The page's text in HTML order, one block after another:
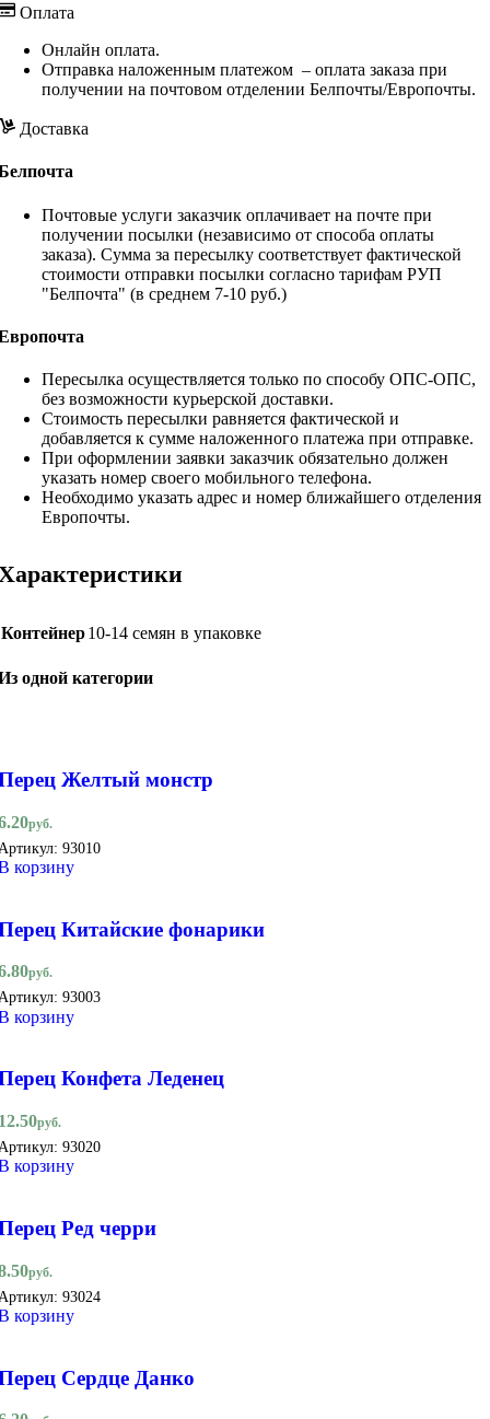
Оплата
Онлайн оплата.
Отправка наложенным платежом – оплата заказа при
получении на почтовом отделении Белпочты/Европочты.
Доставка
Почтовые услуги заказчик оплачивает на почте при
получении посылки (независимо от способа оплаты
заказа). Сумма за пересылку соответствует фактической
стоимости отправки посылки согласно тарифам РУП
"Белпочта" (в среднем 7-10 руб.)
Пересылка осуществляется только по способу ОПС-ОПС,
без возможности курьерской доставки.
Стоимость пересылки равняется фактической и
добавляется к сумме наложенного платежа при отправке.
При оформлении заявки заказчик обязательно должен
указать номер своего мобильного телефона.
Необходимо указать адрес и номер ближайшего отделения
Европочты.
Контейнер10-14 семян в упаковке
одной категории
Желтый монстр
руб.
93010
корзину
Китайские фонарики
руб.
93003
корзину
Конфета Леденец
руб.
93020
корзину
Ред черри
руб.
93024
корзину
Сердце Данко